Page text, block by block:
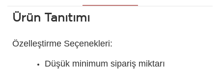
Ürün Tanıtımı
Özelleştirme Seçenekleri:
Düşük minimum sipariş miktarı